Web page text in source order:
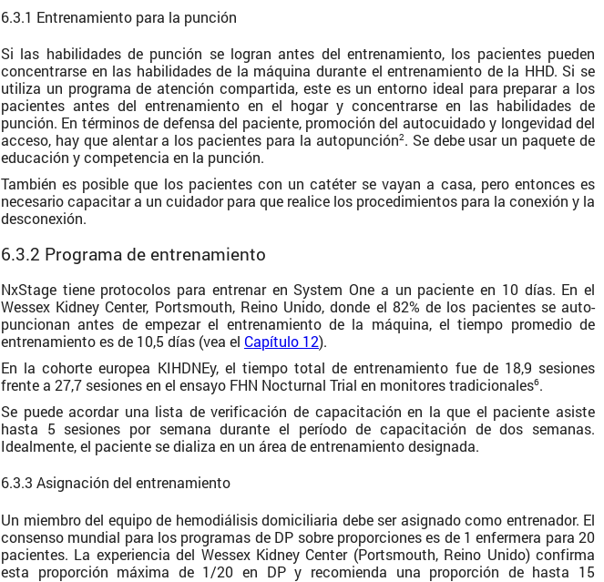
6.3.1 Entrenamiento para la punción
Si las habilidades de punción se logran antes del entrenamiento, los pacientes pueden
concentrarse en las habilidades de la máquina durante el entrenamiento de la HHD. Si se
utiliza un programa de atención compartida, este es un entorno ideal para preparar a los
pacientes antes del entrenamiento en el hogar y concentrarse en las habilidades de
punción. En términos de defensa del paciente, promoción del autocuidado y longevidad del
acceso, hay que alentar a los pacientes para la autopunción2. Se debe usar un paquete de
educación y competencia en la punción.
También es posible que los pacientes con un catéter se vayan a casa, pero entonces es
necesario capacitar a un cuidador para que realice los procedimientos para la conexión y la
desconexión.
6.3.2 Programa de entrenamiento
NxStage tiene protocolos para entrenar en System One a un paciente en 10 días. En el
Wessex Kidney Center, Portsmouth, Reino Unido, donde el 82% de los pacientes se auto-
puncionan antes de empezar el entrenamiento de la máquina, el tiempo promedio de
entrenamiento es de 10,5 días (vea el Capítulo 12).
En la cohorte europea KIHDNEy, el tiempo total de entrenamiento fue de 18,9 sesiones
frente a 27,7 sesiones en el ensayo FHN Nocturnal Trial en monitores tradicionales6.
Se puede acordar una lista de verificación de capacitación en la que el paciente asiste
hasta 5 sesiones por semana durante el período de capacitación de dos semanas.
Idealmente, el paciente se dializa en un área de entrenamiento designada.
6.3.3 Asignación del entrenamiento
Un miembro del equipo de hemodiálisis domiciliaria debe ser asignado como entrenador. El
consenso mundial para los programas de DP sobre proporciones es de 1 enfermera para 20
pacientes. La experiencia del Wessex Kidney Center (Portsmouth, Reino Unido) confirma
esta proporción máxima de 1/20 en DP y recomienda una proporción de hasta 15